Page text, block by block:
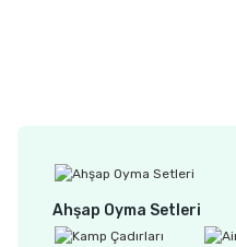
Ahşap Oyma Setleri